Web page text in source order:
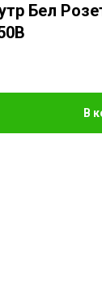
Бел
В